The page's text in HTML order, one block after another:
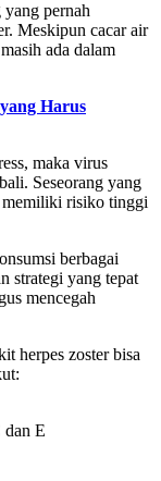
yang pernah
Meskipun cacar air
ada dalam
Harus
maka virus
Seseorang yang
memiliki risiko tinggi
berbagai
strategi yang tepat
mencegah
herpes zoster bisa
E